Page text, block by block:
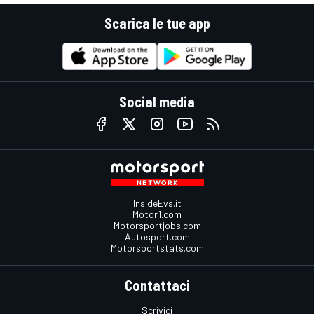
Scarica le tue app
Social media
InsideEvs.it
Motor1.com
Motorsportjobs.com
Autosport.com
Motorsportstats.com
Contattaci
Scrivici